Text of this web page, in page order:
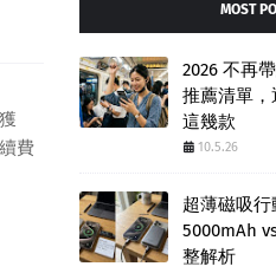
費
MOST
2026 不再
推薦清單
這幾款
10.5.26
超薄磁吸行
5000mAh
整解析